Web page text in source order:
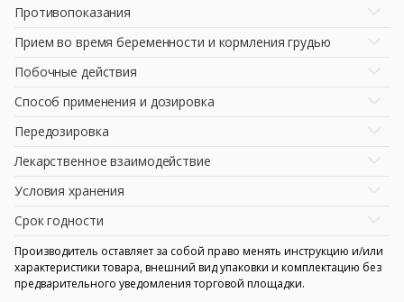
Противопоказания
Прием во время беременности и кормления грудью
Побочные действия
Способ применения и дозировка
Передозировка
Лекарственное взаимодействие
Условия хранения
Срок годности
Производитель оставляет за собой право менять инструкцию и/или
характеристики товара, внешний вид упаковки и комплектацию без
предварительного уведомления торговой площадки.